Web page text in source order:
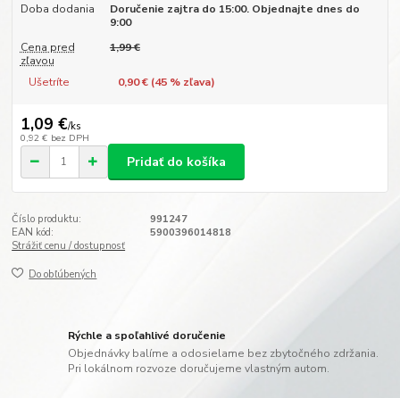
Doba dodania
Doručenie zajtra do 15:00. Objednajte dnes do
9:00
Cena pred
zľavou
1,99 €
Ušetríte 0,90 € (45% zľava)
1,09 €/ks
0,92 € bez DPH
Pridať do košíka
Číslo produktu:
991247
EAN kód:
5900396014818
Strážiť cenu / dostupnosť
Do obľúbených
Rýchle a spoľahlivé doručenie
Objednávky balíme a odosielame bez zbytočného zdržania.
Pri lokálnom rozvoze doručujeme vlastným autom.